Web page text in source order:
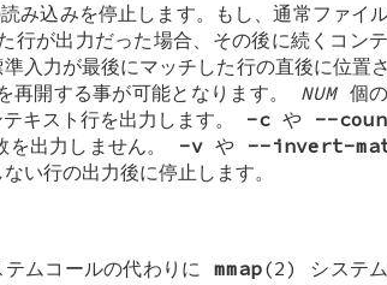
込みを停止します。もし、通常ファイ
が出力だった場合、その後に続くコン
入力が最後にマッチした行の直後に位置
再開する事が可能となります。 NUM個の
キスト行を出力します。 -c や --
出力しません。 -v や --invert-
い行の出力後に停止します。
ムコールの代わりに mmap(2) システム